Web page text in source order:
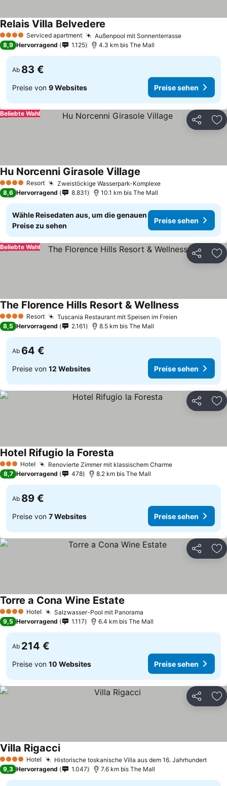
4 Sterne Serviced apartment Außenpool mit SonnenterrassePreise
Relais Villa Belvedere
8,9 Hervorragend 1.125 4.3 km bis The Mall
Ab 83 €
Preise von 9 Websites Preise sehen
Teilen
Beliebte Wahl
4 Sterne Resort Zweistöckige Wasserpark-KomplexePreise sehen
Hu Norcenni Girasole Village
8,6 Hervorragend 8.831 10.1 km bis The Mall
Wähle Reisedaten aus, um die genauen
Preise zu sehen
Preise sehen
Teilen
Beliebte Wahl
4 Sterne Resort Tuscania Restaurant mit Speisen im Freien
The Florence Hills Resort & WellnessPreise sehen
8,5 Hervorragend 2.161 8.5 km bis The Mall
Ab 64 €
Preise von 12 Websites Preise sehen
Teilen
3 SterneHotel Renovierte Zimmer mit klassischem CharmePreise sehen
Hotel Rifugio la Foresta
8,7 Hervorragend 478 8.2 km bis The Mall
Ab 89 €
Preise von 7 Websites Preise sehen
Teilen
4 Sterne Hotel Salzwasser-Pool mit Panorama
Torre a Cona Wine Estate
9,5 Hervorragend 1.117 6.4 km bis The Mall
Ab 214 €
Preise von 10 Websites Preise sehen
Teilen
4 Sterne Hotel Historische toskanische Villa aus dem 16. Jahrhundert
Villa RigacciPreise sehen
9,3 Hervorragend 1.047 7.6 km bis The Mall